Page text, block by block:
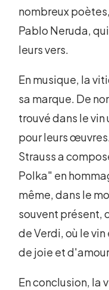
nombreux
Pablo Neruda,
leurs vers.
En musique, la
sa marque. De
trouvé dans le
pour leurs
Strauss a
Polka" en
même, dans le
souvent présent,
de Verdi, où le
de joie et
En conclusion, la